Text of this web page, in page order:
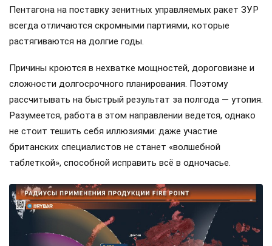
Пентагона на поставку зенитных управляемых ракет ЗУР
всегда отличаются скромными партиями, которые
растягиваются на долгие годы.
Причины кроются в нехватке мощностей, дороговизне и
сложности долгосрочного планирования. Поэтому
рассчитывать на быстрый результат за полгода — утопия.
Разумеется, работа в этом направлении ведется, однако
не стоит тешить себя иллюзиями: даже участие
британских специалистов не станет «волшебной
таблеткой», способной исправить всё в одночасье.